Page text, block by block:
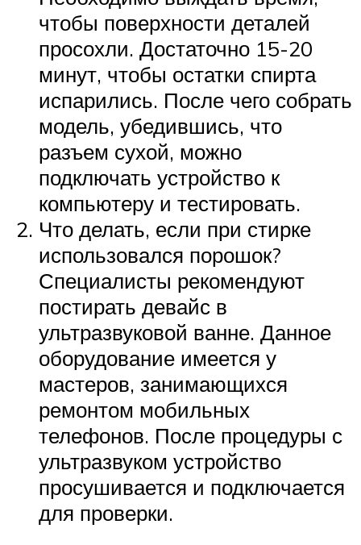
чтобы поверхности деталей
просохли. Достаточно 15-20
минут, чтобы остатки спирта
испарились. После чего собрать
модель, убедившись, что
разъем сухой, можно
подключать устройство к
компьютеру и тестировать.
Что делать, если при стирке
использовался порошок?
Специалисты рекомендуют
постирать девайс в
ультразвуковой ванне. Данное
оборудование имеется у
мастеров, занимающихся
ремонтом мобильных
телефонов. После процедуры с
ультразвуком устройство
просушивается и подключается
для проверки.